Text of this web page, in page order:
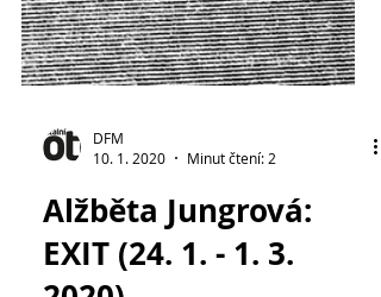
DFM
10. 1. 2020
Minut čtení: 2